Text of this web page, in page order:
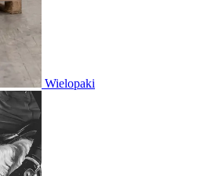
Wielopaki